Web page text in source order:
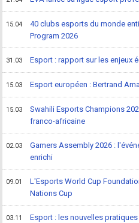
15.04
40 clubs esports du monde
Program 2026
31.03 Esport : rapport sur les enjeux
15.03 Esport européen : Bertrand
15.03
Swahili Esports Champions
franco-africaine
02.03
Gamers Assembly 2026 :
enrichi
09.01
L'Esports World Cup
Nations Cup
03.11 Esport : les nouvelles pratiques